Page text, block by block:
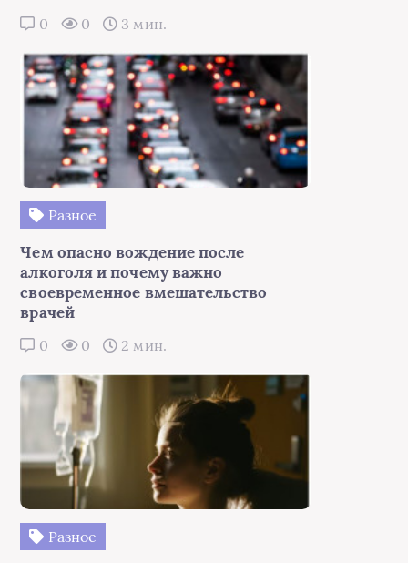
0 0 3 мин.
Разное
Чем опасно вождение после
алкоголя и почему важно
своевременное вмешательство
врачей
0 0 2 мин.
Разное